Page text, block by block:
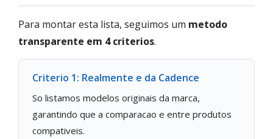
Para montar esta lista, seguimos um metodo
transparente em 4 criterios.
Criterio 1: Realmente e da Cadence
So listamos modelos originais da marca,
garantindo que a comparacao e entre produtos
compativeis.